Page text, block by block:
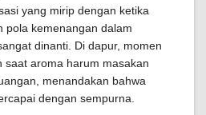
yang mirip dengan ketika
pola kemenangan dalam
dinanti. Di dapur, momen
saat aroma harum masakan
menandakan bahwa
dengan sempurna.